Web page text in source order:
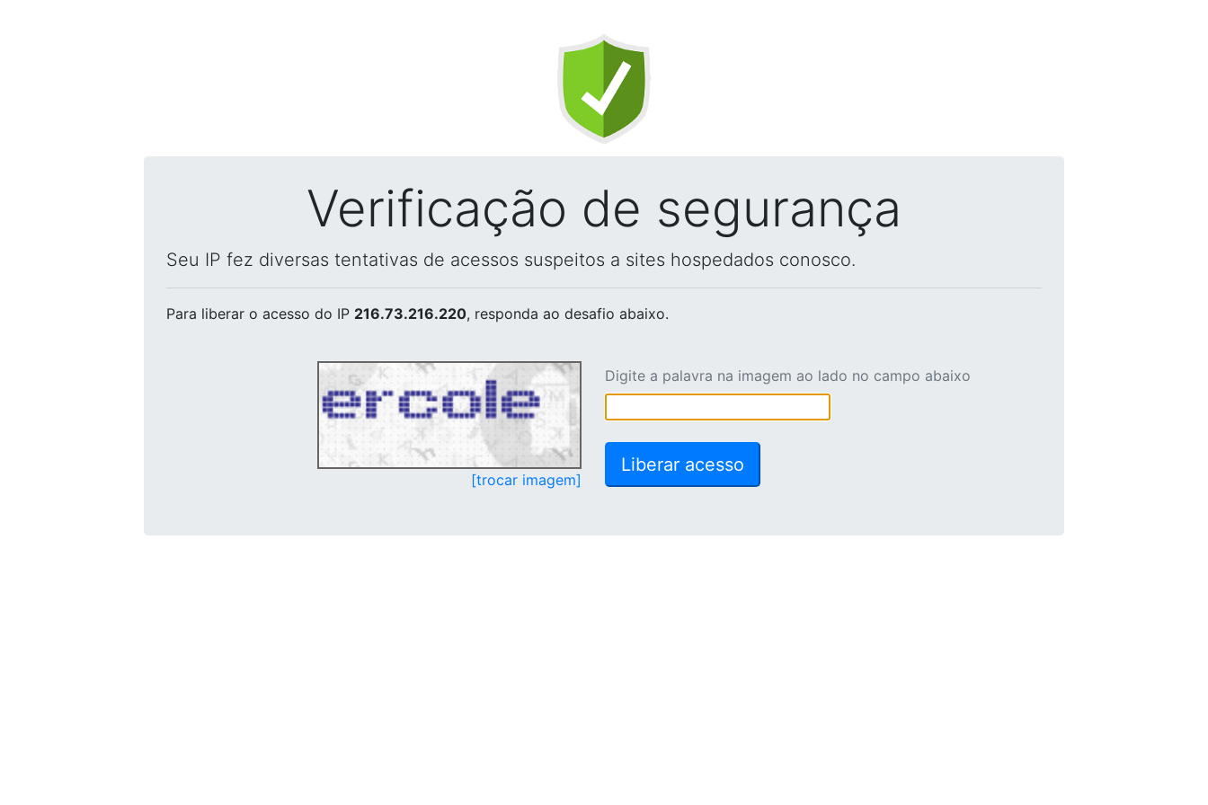
Verificação de segurança
Seu IP fez diversas tentativas de acessos suspeitos a sites hospedados conosco.
Para liberar o acesso do IP 216.73.216.220, responda ao desafio abaixo.
[trocar imagem]
Digite a palavra na imagem ao lado no campo abaixo